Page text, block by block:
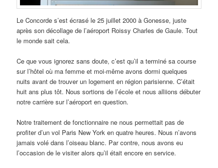
Le Concorde s’est écrasé le 25 juillet 2000 à Gonesse, juste
après son décollage de l’aéroport Roissy Charles de Gaule. Tout
le monde sait cela.
Ce que vous ignorez sans doute, c’est qu’il a terminé sa course
sur l’hôtel où ma femme et moi-même avons dormi quelques
nuits avant de trouver un logement en région parisienne. C’était
huit ans plus tôt. Nous sortions de l’école et nous alliions débuter
notre carrière sur l’aéroport en question.
Notre traitement de fonctionnaire ne nous permettait pas de
profiter d’un vol Paris New York en quatre heures. Nous n’avons
jamais volé dans l’oiseau blanc. Par contre, nous avons eu
l’occasion de le visiter alors qu’il était encore en service.